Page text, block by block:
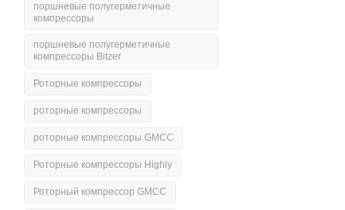
поршневые полугерметичные
компрессоры
поршневые полугерметичные
компрессоры Bitzer
Роторные компрессоры
роторные компрессоры
роторные компрессоры GMCC
Роторные компрессоры Highly
Роторный компрессор GMCC